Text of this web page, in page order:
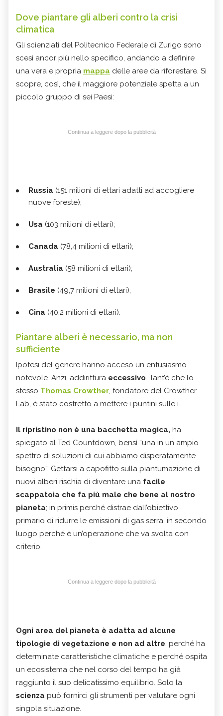
Dove piantare gli alberi contro la crisi
climatica
Gli scienziati del Politecnico Federale di Zurigo sono
scesi ancor più nello specifico, andando a definire
una vera e propria mappa delle aree da riforestare. Si
scopre, così, che il maggiore potenziale spetta a un
piccolo gruppo di sei Paesi:
Continua a leggere dopo la pubblicità
Russia (151 milioni di ettari adatti ad accogliere
nuove foreste);
Usa (103 milioni di ettari);
Canada (78,4 milioni di ettari);
Australia (58 milioni di ettari);
Brasile (49,7 milioni di ettari);
Cina (40,2 milioni di ettari).
Piantare alberi è necessario, ma non
sufficiente
Ipotesi del genere hanno acceso un entusiasmo
notevole. Anzi, addirittura eccessivo. Tant’è che lo
stesso Thomas Crowther, fondatore del Crowther
Lab, è stato costretto a mettere i puntini sulle i.
Il ripristino non è una bacchetta magica, ha
spiegato al Ted Countdown, bensì “una in un ampio
spettro di soluzioni di cui abbiamo disperatamente
bisogno”. Gettarsi a capofitto sulla piantumazione di
nuovi alberi rischia di diventare una facile
scappatoia che fa più male che bene al nostro
pianeta; in primis perché distrae dall’obiettivo
primario di ridurre le emissioni di gas serra, in secondo
luogo perché è un’operazione che va svolta con
criterio.
Continua a leggere dopo la pubblicità
Ogni area del pianeta è adatta ad alcune
tipologie di vegetazione e non ad altre, perché ha
determinate caratteristiche climatiche e perché ospita
un ecosistema che nel corso del tempo ha già
raggiunto il suo delicatissimo equilibrio. Solo la
scienza può fornirci gli strumenti per valutare ogni
singola situazione.